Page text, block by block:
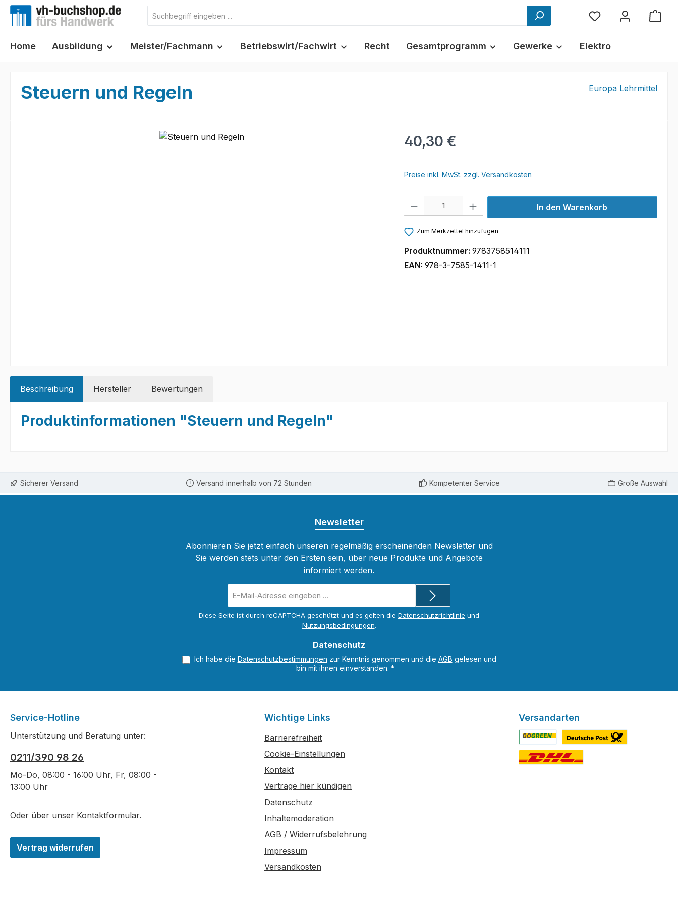
Hauptinhalt springen
Zur Suche springen
Zur Hauptnavigation springen
Home Ausbildung Meister/Fachmann Betriebswirt/Fachwirt Recht Gesamtprogramm Gewerke Elektro
Steuern und Regeln Europa Lehrmittel
40,30 €
Preise inkl. MwSt. zzgl. Versandkosten
Produkt Anzahl: Gib den gewünschten Wert ein oder benutze die Schaltflächen
In den Warenkorb
Zum Merkzettel hinzufügen
Produktnummer: 9783758514111
EAN: 978-3-7585-1411-1
Beschreibung Hersteller Bewertungen
Produktinformationen "Steuern und Regeln"
Sicherer Versand Versand innerhalb von 72 Stunden Kompetenter Service Große Auswahl
Newsletter
Abonnieren Sie jetzt einfach unseren regelmäßig erscheinenden Newsletter und
Sie werden stets unter den Ersten sein, über neue Produkte und Angebote
informiert werden.
Mail-
Diese Seite ist durch reCAPTCHA geschützt und es gelten die Datenschutzrichtlinie und
Nutzungsbedingungen.
Datenschutz
Ich habe die Datenschutzbestimmungen zur Kenntnis genommen und die AGB gelesen und
bin mit ihnen einverstanden. *
Service-Hotline
Unterstützung und Beratung unter:
0211/390 98 26
Mo-Do, 08:00 - 16:00 Uhr, Fr, 08:00 -
13:00 Uhr
Oder über unser Kontaktformular.
Vertrag widerrufen
Wichtige Links
Barrierefreiheit
Cookie-Einstellungen
Kontakt
Verträge hier kündigen
Datenschutz
Inhaltemoderation
AGB / Widerrufsbelehrung
Impressum
Versandkosten
Versandarten
Benutzerdefiniertes Bild 1
Benutzerdefiniertes Bild 2